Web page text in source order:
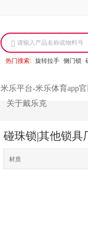
请输入产品名称或物料号
热门搜索: 旋转拉手 侧门锁
米乐平台-米乐体育app
关于戴乐克
碰珠锁|其他锁具
材质